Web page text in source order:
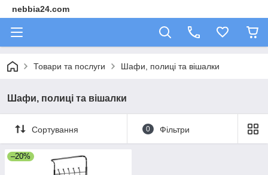
nebbia24.com
Товари та послуги Шафи, полиці та вішалки
Шафи, полиці та вішалки
Сортування 0 Фільтри
–20%